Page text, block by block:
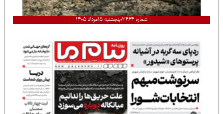
شماره ۳۴۶۴ پنجشنبه ۱۵مرداد ۱۴۰۵